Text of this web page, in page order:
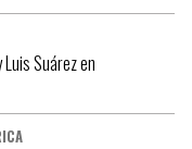
Suárez en